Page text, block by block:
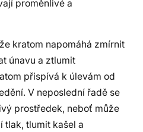
proměnlivé a
kratom napomáhá zmírnit
únavu a ztlumit
přispívá k úlevám od
V neposlední řadě se
prostředek, neboť může
tlak, tlumit kašel a